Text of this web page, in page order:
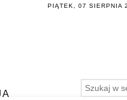
PIĄTEK, 07 SIERPNIA